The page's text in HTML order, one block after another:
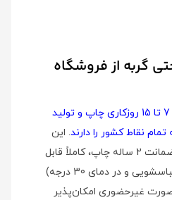
گربه از فروشگاه
تمام محصولات چاپی بین 7 تا 15 روزکاری چاپ و تولید
نقاط کشور را دارند. این
محصولات با رنگ ثابت و ضمانت 2 ساله چاپ، کاملاً قابل
شستشو هستند (با مایع لباسشویی و در دمای 30 درجه)
غیرحضوری امکان‌پذیر